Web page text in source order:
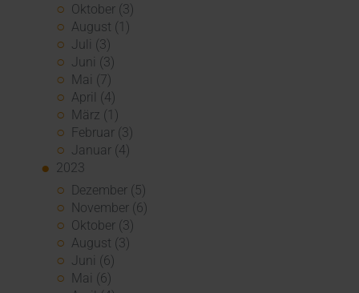
Oktober (3)
August (1)
Juli (3)
Juni (3)
Mai (7)
April (4)
März (1)
Februar (3)
Januar (4)
2023
Dezember (5)
November (6)
Oktober (3)
August (3)
Juni (6)
Mai (6)